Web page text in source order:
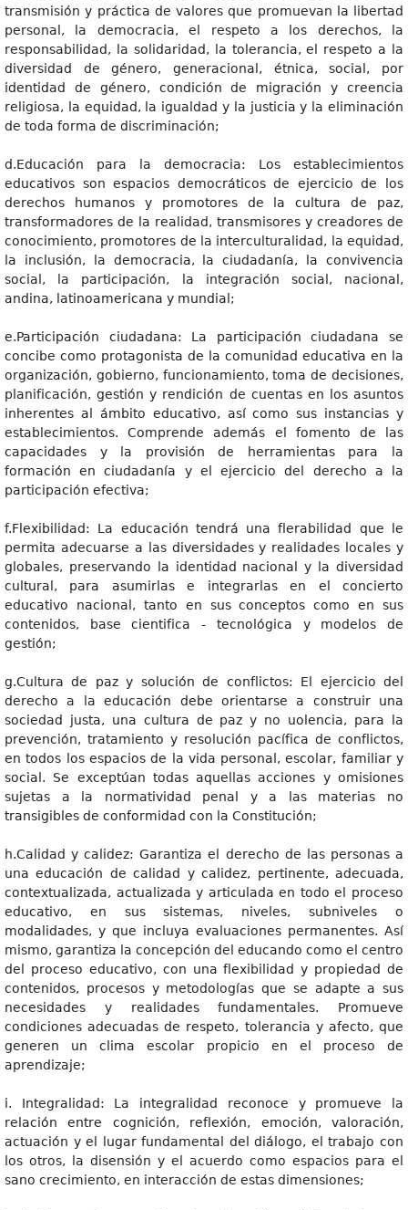
transmisión y práctica de valores que promuevan la libertad
personal, la democracia, el respeto a los derechos, la
responsabilidad, la solidaridad, la tolerancia, el respeto a la
diversidad de género, generacional, étnica, social, por
identidad de género, condición de migración y creencia
religiosa, la equidad, la igualdad y la justicia y la eliminación
de toda forma de discriminación;
d.Educación para la democracia: Los establecimientos
educativos son espacios democráticos de ejercicio de los
derechos humanos y promotores de la cultura de paz,
transformadores de la realidad, transmisores y creadores de
conocimiento, promotores de la interculturalidad, la equidad,
la inclusión, la democracia, la ciudadanía, la convivencia
social, la participación, la integración social, nacional,
andina, latinoamericana y mundial;
e.Participación ciudadana: La participación ciudadana se
concibe como protagonista de la comunidad educativa en la
organización, gobierno, funcionamiento, toma de decisiones,
planificación, gestión y rendición de cuentas en los asuntos
inherentes al ámbito educativo, así como sus instancias y
establecimientos. Comprende además el fomento de las
capacidades y la provisión de herramientas para la
formación en ciudadanía y el ejercicio del derecho a la
participación efectiva;
f.Flexibilidad: La educación tendrá una flerabilidad que le
permita adecuarse a las diversidades y realidades locales y
globales, preservando la identidad nacional y la diversidad
cultural, para asumirlas e integrarlas en el concierto
educativo nacional, tanto en sus conceptos como en sus
contenidos, base cientifica - tecnológica y modelos de
gestión;
g.Cultura de paz y solución de conflictos: El ejercicio del
derecho a la educación debe orientarse a construir una
sociedad justa, una cultura de paz y no uolencia, para la
prevención, tratamiento y resolución pacífica de conflictos,
en todos los espacios de la vida personal, escolar, familiar y
social. Se exceptúan todas aquellas acciones y omisiones
sujetas a la normatividad penal y a las materias no
transigibles de conformidad con la Constitución;
h.Calidad y calidez: Garantiza el derecho de las personas a
una educación de calidad y calidez, pertinente, adecuada,
contextualizada, actualizada y articulada en todo el proceso
educativo, en sus sistemas, niveles, subniveles o
modalidades, y que incluya evaluaciones permanentes. Así
mismo, garantiza la concepción del educando como el centro
del proceso educativo, con una flexibilidad y propiedad de
contenidos, procesos y metodologías que se adapte a sus
necesidades y realidades fundamentales. Promueve
condiciones adecuadas de respeto, tolerancia y afecto, que
generen un clima escolar propicio en el proceso de
aprendizaje;
i. Integralidad: La integralidad reconoce y promueve la
relación entre cognición, reflexión, emoción, valoración,
actuación y el lugar fundamental del diálogo, el trabajo con
los otros, la disensión y el acuerdo como espacios para el
sano crecimiento, en interacción de estas dimensiones;